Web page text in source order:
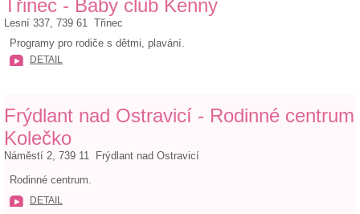
Třinec - Baby club Kenny
Lesní 337, 739 61 Třinec
Programy pro rodiče s dětmi, plavání.
DETAIL
Frýdlant nad Ostravicí - Rodinné centrum
Kolečko
Náměstí 2, 739 11 Frýdlant nad Ostravicí
Rodinné centrum.
DETAIL